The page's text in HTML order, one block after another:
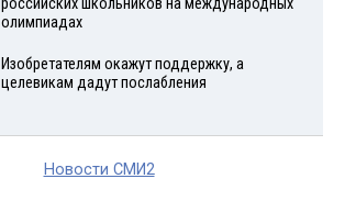
олимпиадах
Изобретателям окажут поддержку, а
целевикам дадут послабления
Новости СМИ2